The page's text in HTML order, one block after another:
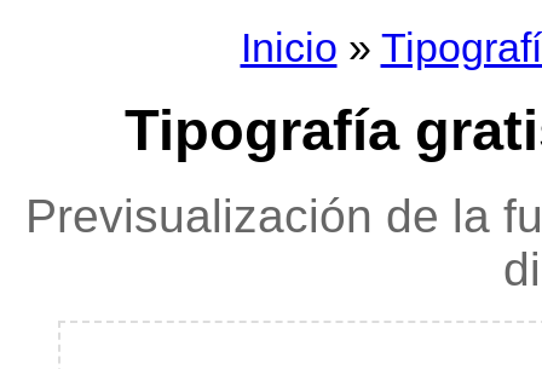
Inicio »
Tipografía
Previsualización de la